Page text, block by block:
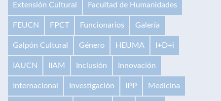
Extensión Cultural Facultad de Humanidades
FEUCN FPCT Funcionarios Galería
Galpón Cultural Género HEUMA I+D+i
IAUCN IIAM Inclusión Innovación
Internacional Investigación IPP Medicina